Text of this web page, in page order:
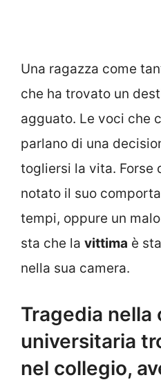
Una ragazza come
che ha trovato un
agguato. Le voci che
parlano di una
togliersi la vita. Forse
notato il suo
tempi, oppure un
sta che la vittima è
nella sua camera.
Tragedia nella
universitaria
nel collegio,